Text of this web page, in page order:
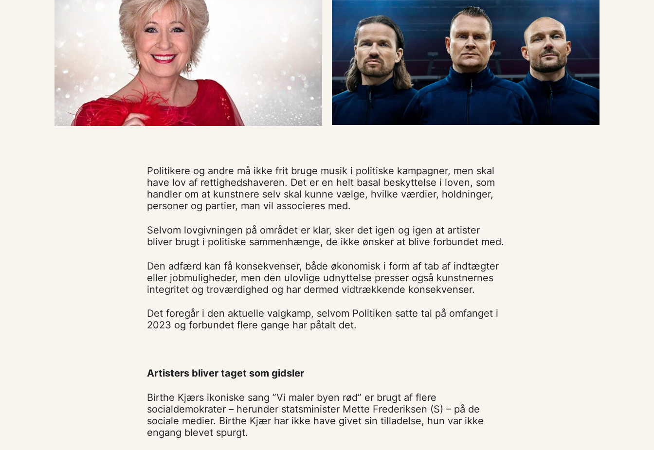
Politikere og andre må ikke frit bruge musik i politiske kampagner, men skal
have lov af rettighedshaveren. Det er en helt basal beskyttelse i loven, som
handler om at kunstnere selv skal kunne vælge, hvilke værdier, holdninger,
personer og partier, man vil associeres med.
Selvom lovgivningen på området er klar, sker det igen og igen at artister
bliver brugt i politiske sammenhænge, de ikke ønsker at blive forbundet med.
Den adfærd kan få konsekvenser, både økonomisk i form af tab af indtægter
eller jobmuligheder, men den ulovlige udnyttelse presser også kunstnernes
integritet og troværdighed og har dermed vidtrækkende konsekvenser.
Det foregår i den aktuelle valgkamp, selvom Politiken satte tal på omfanget i
2023 og forbundet flere gange har påtalt det.
Artisters bliver taget som gidsler
Birthe Kjærs ikoniske sang ”Vi maler byen rød” er brugt af flere
socialdemokrater – herunder statsminister Mette Frederiksen (S) – på de
sociale medier. Birthe Kjær har ikke have givet sin tilladelse, hun var ikke
engang blevet spurgt.